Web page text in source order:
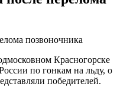
Красногорске
по гонкам на льду, о
победителей.